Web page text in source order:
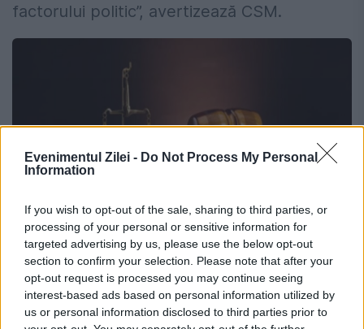
Evenimentul Zilei - Do Not Process My Personal
Information
If you wish to opt-out of the sale, sharing to third parties, or
processing of your personal or sensitive information for
targeted advertising by us, please use the below opt-out
section to confirm your selection. Please note that after your
opt-out request is processed you may continue seeing
interest-based ads based on personal information utilized by
us or personal information disclosed to third parties prior to
factorului politic”, avertizează CSM.
Sursa foto: Consiliul Superior al magistraturii